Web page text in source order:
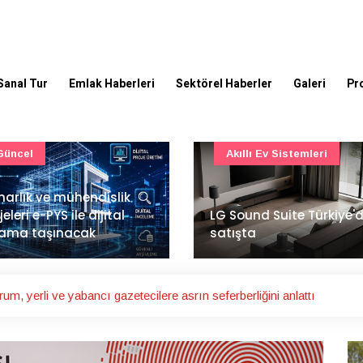
Tur Emlak Haberleri Sektörel Haberler Galeri
Suite Türkiye'de
Ev Sistemleri
İstanbul Havalimanı'nın
ana pistinde sona doğru
Ulaşım
yerli ve yabancı gazetecilere asrın seferberliğini anlattı